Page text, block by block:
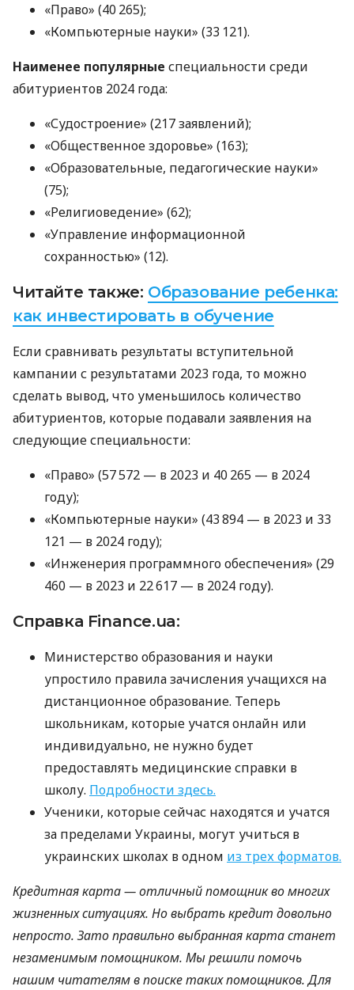
«Право» (40 265);
«Компьютерные науки» (33 121).
Наименее популярные специальности среди
абитуриентов 2024 года:
«Судостроение» (217 заявлений);
«Общественное здоровье» (163);
«Образовательные, педагогические науки»
(75);
«Религиоведение» (62);
«Управление информационной
сохранностью» (12).
Читайте также: Образование ребенка:
как инвестировать в обучение
Если сравнивать результаты вступительной
кампании с результатами 2023 года, то можно
сделать вывод, что уменьшилось количество
абитуриентов, которые подавали заявления на
следующие специальности:
«Право» (57 572 — в 2023 и 40 265 — в 2024
году);
«Компьютерные науки» (43 894 — в 2023 и 33
121 — в 2024 году);
«Инженерия программного обеспечения» (29
460 — в 2023 и 22 617 — в 2024 году).
Справка Finance.ua:
Министерство образования и науки
упростило правила зачисления учащихся на
дистанционное образование. Теперь
школьникам, которые учатся онлайн или
индивидуально, не нужно будет
предоставлять медицинские справки в
школу. Подробности здесь.
Ученики, которые сейчас находятся и учатся
за пределами Украины, могут учиться в
украинских школах в одном из трех форматов.
Кредитная карта — отличный помощник во многих
жизненных ситуациях. Но выбрать кредит довольно
непросто. Зато правильно выбранная карта станет
незаменимым помощником. Мы решили помочь
нашим читателям в поиске таких помощников. Для